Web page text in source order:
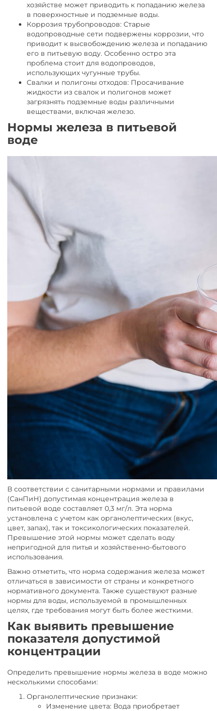
хозяйстве может приводить к попаданию железа
в поверхностные и подземные воды.
Коррозия трубопроводов: Старые
водопроводные сети подвержены коррозии, что
приводит к высвобождению железа и попаданию
его в питьевую воду. Особенно остро эта
проблема стоит для водопроводов,
использующих чугунные трубы.
Свалки и полигоны отходов: Просачивание
жидкости из свалок и полигонов может
загрязнять подземные воды различными
веществами, включая железо.
Нормы железа в питьевой
воде
В соответствии с санитарными нормами и правилами
(СанПиН) допустимая концентрация железа в
питьевой воде составляет 0,3 мг/л. Эта норма
установлена с учетом как органолептических (вкус,
цвет, запах), так и токсикологических показателей.
Превышение этой нормы может сделать воду
непригодной для питья и хозяйственно-бытового
использования.
Важно отметить, что норма содержания железа может
отличаться в зависимости от страны и конкретного
нормативного документа. Также существуют разные
нормы для воды, используемой в промышленных
целях, где требования могут быть более жесткими.
Как выявить превышение
показателя допустимой
концентрации
Определить превышение нормы железа в воде можно
несколькими способами:
Органолептические признаки:
Изменение цвета: Вода приобретает